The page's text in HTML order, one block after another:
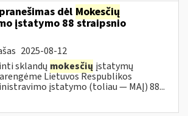
dėl Mokesčių
įstatymo 88 straipsnio
2025-08-12
sklandų mokesčių įstatymų
Lietuvos Respublikos
įstatymo (toliau — MAĮ) 88...